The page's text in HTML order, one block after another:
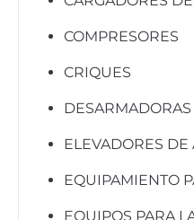
COMPRESORES
CRIQUES
DESARMADORAS
ELEVADORES
EQUIPAMIENTO
EQUIPOS PARA